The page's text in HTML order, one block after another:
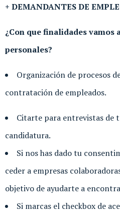
+ DEMANDANTES DE
¿Con que finalidades vamos
personales?
Organización de procesos
contratación de empleados.
Citarte para entrevistas de
candidatura.
Si nos has dado tu
ceder a empresas
objetivo de ayudarte a
Si marcas el checkbox de